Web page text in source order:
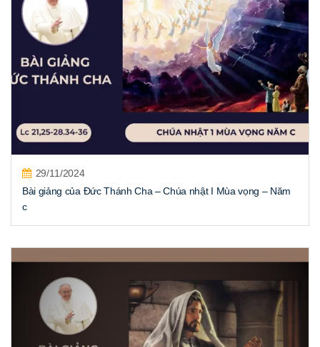
29/11/2024
Bài giảng của Đức Thánh Cha – Chúa nhật I Mùa vọng – Năm
c